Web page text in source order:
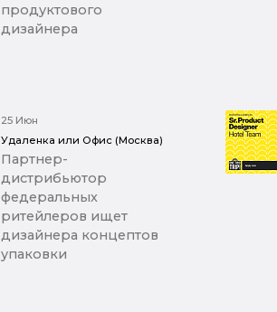
продуктового
дизайнера
25 Июн
Удаленка или Офис (Москва)
Партнер-
дистрибьютор
федеральных
ритейлеров ищет
дизайнера концептов
упаковки